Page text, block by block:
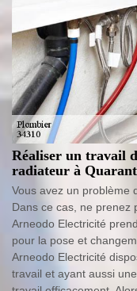
Réaliser un travail
radiateur à
Vous avez un problème
Dans ce cas, ne prenez
Arneodo Electricité
pour la pose et
Arneodo Electricité
travail et ayant aussi